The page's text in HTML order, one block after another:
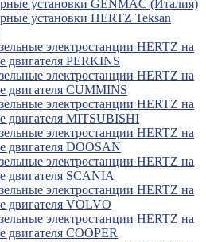
установки GENMAC (Италия)
установки HERTZ Teksan
электростанции HERTZ на
двигателя PERKINS
электростанции HERTZ на
двигателя CUMMINS
электростанции HERTZ на
двигателя MITSUBISHI
электростанции HERTZ на
двигателя DOOSAN
электростанции HERTZ на
двигателя SCANIA
электростанции HERTZ на
двигателя VOLVO
электростанции HERTZ на
двигателя COOPER